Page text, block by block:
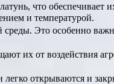
что
и температурой.
среды. Это особенно
их от воздействия
открываются и